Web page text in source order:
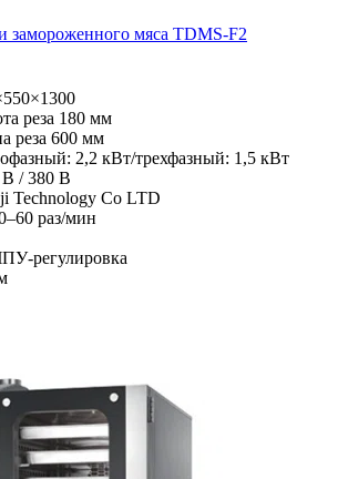
замороженного мяса TDMS-F2
реза 180 мм
реза 600 мм
2,2 кВт/трехфазный: 1,5 кВт
В / 380 В
Technology Co LTD
раз/мин
регулировка